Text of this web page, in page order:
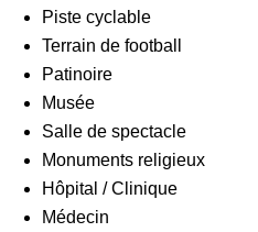
Piste cyclable
Terrain de football
Patinoire
Musée
Salle de spectacle
Monuments religieux
Hôpital / Clinique
Médecin